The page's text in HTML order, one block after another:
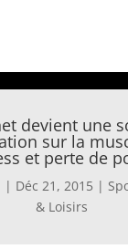
devient une
sur la
et perte de
| Déc 21, 2015 |
& Loisirs